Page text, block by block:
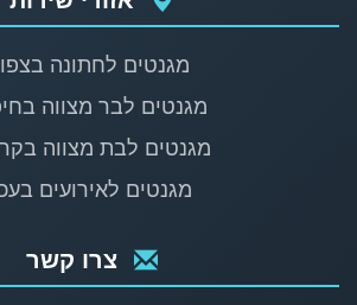
מגנטים לחתונה
מגנטים לבר מצווה
מגנטים לבת מצווה
מגנטים לאירועים
צרו קשר